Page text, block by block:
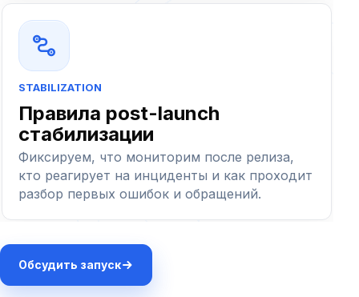
STABILIZATION
Правила post-launch
стабилизации
Фиксируем, что мониторим после релиза,
кто реагирует на инциденты и как проходит
разбор первых ошибок и обращений.
Обсудить запуск